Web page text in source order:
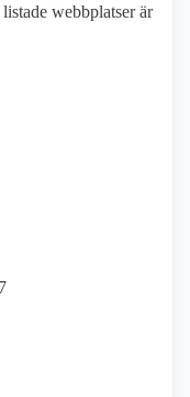
webbplatser är